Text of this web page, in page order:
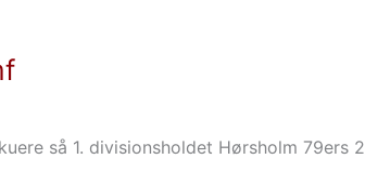
så 1. divisionsholdet Hørsholm 79ers 2